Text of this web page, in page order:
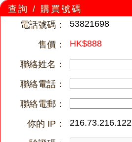
查詢 / 購買號碼
電話號碼：
53821698
售價： HK$888
聯絡姓名：
聯絡電話：
聯絡電郵：
你的 IP：
216.73.216.122